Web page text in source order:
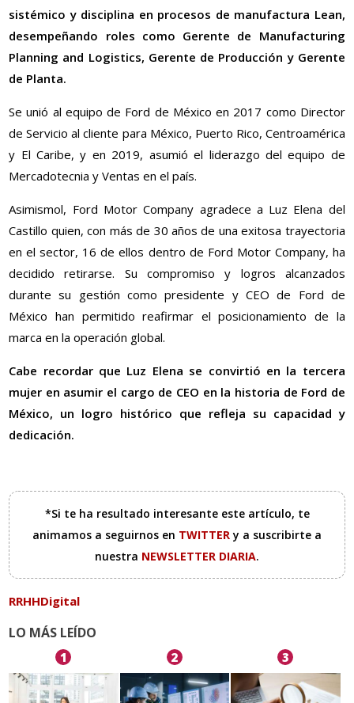
sistémico y disciplina en procesos de manufactura Lean,
desempeñando roles como Gerente de Manufacturing
Planning and Logistics, Gerente de Producción y Gerente
de Planta.
Se unió al equipo de Ford de México en 2017 como Director
de Servicio al cliente para México, Puerto Rico, Centroamérica
y El Caribe, y en 2019, asumió el liderazgo del equipo de
Mercadotecnia y Ventas en el país.
Asimismol, Ford Motor Company agradece a Luz Elena del
Castillo quien, con más de 30 años de una exitosa trayectoria
en el sector, 16 de ellos dentro de Ford Motor Company, ha
decidido retirarse. Su compromiso y logros alcanzados
durante su gestión como presidente y CEO de Ford de
México han permitido reafirmar el posicionamiento de la
marca en la operación global.
Cabe recordar que Luz Elena se convirtió en la tercera
mujer en asumir el cargo de CEO en la historia de Ford de
México, un logro histórico que refleja su capacidad y
dedicación.
*Si te ha resultado interesante este artículo, te
animamos a seguirnos en TWITTERy a suscribirte a
nuestra NEWSLETTER DIARIA.
RRHHDigital
LO MÁS LEÍDO
1 2 3